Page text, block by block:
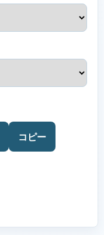
コピー